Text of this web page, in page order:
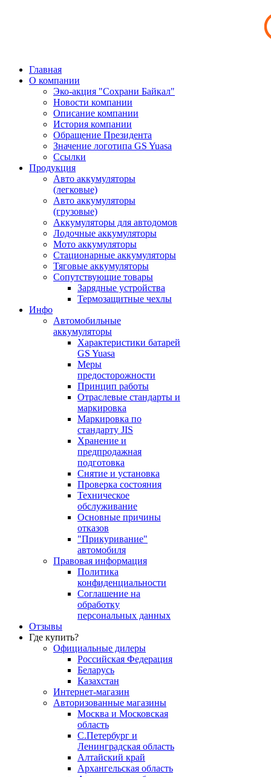
Главная
О компании
Эко-акция "Сохрани Байкал"
Новости компании
Описание компании
История компании
Обращение Президента
Значение логотипа GS Yuasa
Ссылки
Продукция
Авто аккумуляторы
(легковые)
Авто аккумуляторы
(грузовые)
Аккумуляторы для автодомов
Лодочные аккумуляторы
Мото аккумуляторы
Стационарные аккумуляторы
Тяговые аккумуляторы
Сопутствующие товары
Зарядные устройства
Термозащитные чехлы
Инфо
Автомобильные
аккумуляторы
Характеристики батарей
GS Yuasa
Меры
предосторожности
Принцип работы
Отраслевые стандарты и
маркировка
Маркировка по
стандарту JIS
Хранение и
предпродажная
подготовка
Снятие и установка
Проверка состояния
Техническое
обслуживание
Основные причины
отказов
"Прикуривание"
автомобиля
Правовая информация
Политика
конфиденциальности
Соглашение на
обработку
персональных данных
Отзывы
Где купить?
Официальные дилеры
Российская Федерация
Беларусь
Казахстан
Интернет-магазин
Авторизованные магазины
Москва и Московская
область
С.Петербург и
Ленинградская область
Алтайский край
Архангельская область